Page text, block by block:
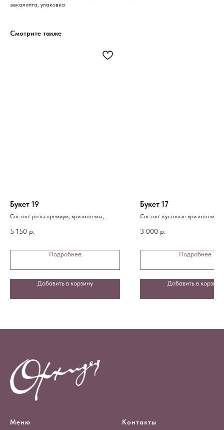
эвкалипта, упаковка
Смотрите также
Букет 19
Состав: розы премиум, хризантемы,
5 150 р.
Подробнее
Добавить в корзину
Букет 17
Состав: кустовые хризантемы,
3 000 р.
Подробнее
Добавить в корзину
Меню Контакты